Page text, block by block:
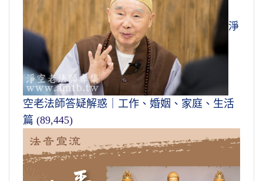
淨
空老法師答疑解惑｜工作、婚姻、家庭、生活
篇 (89,445)